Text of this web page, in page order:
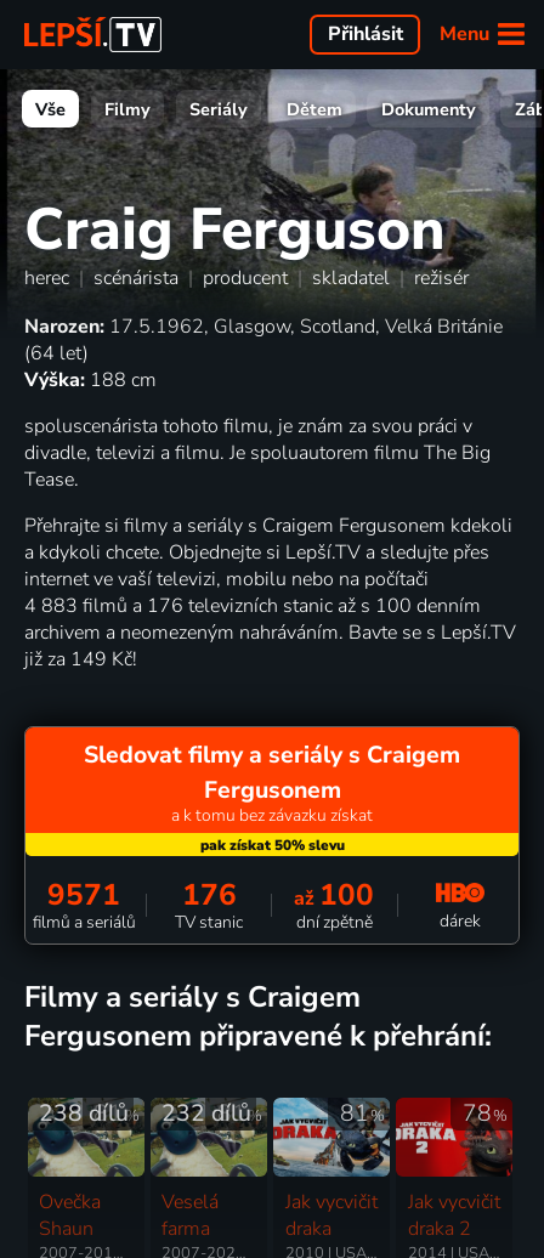
Menu
Přihlásit
Vše Filmy Seriály Dětem Dokumenty
Craig Ferguson
herec | scénárista | producent | skladatel | režisér
Narozen: 17.5.1962, Glasgow, Scotland, Velká Británie
(64 let)
Výška: 188 cm
spoluscenárista tohoto filmu, je znám za svou práci v
divadle, televizi a filmu. Je spoluautorem filmu The Big
Tease.
Přehrajte si filmy a seriály s Craigem Fergusonem kdekoli
a kdykoli chcete. Objednejte si Lepší.TV a sledujte přes
internet ve vaší televizi, mobilu nebo na počítači
4 883 filmů a 176 televizních stanic až s 100 denním
archivem a neomezeným nahráváním. Bavte se s Lepší.TV
již za 149 Kč!
Sledovat filmy a seriály s Craigem
Fergusonem
a k tomu bez závazku získat
9571
filmů a seriálů
176
TV stanic
až 100
dní zpětně dárek
filmy a seriály s Craigem
Fergusonem připravené k přehrání:
81%
238 dílů
Ovečka
Shaun
2007-2016 | Velká Británie | Animovaný, Komedie, Rodinný
81%
232 dílů
Veselá
farma
2007-2025 | Velká Británie | Animovaný, Komedie, Rodinný
81%
Jak vycvičit
draka
2010 | USA | Animovaný, Akční, Dobrodružný, Fantasy, Rodinný
78%
Jak vycvičit
draka 2
2014 | USA | Akční, Animovaný, Dobrodružný, Fantasy, Komedie, Rodinný